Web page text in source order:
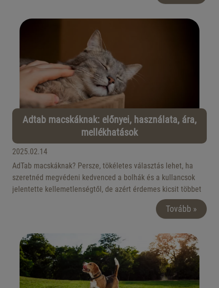
Adtab macskáknak: előnyei, használata, ára,
mellékhatások
2025.02.14
AdTab macskáknak? Persze, tökéletes választás lehet, ha
szeretnéd megvédeni kedvenced a bolhák és a kullancsok
jelentette kellemetlenségtől, de azért érdemes kicsit többet
megtudni erről a kifejezetten megfizethető árú
Tovább »